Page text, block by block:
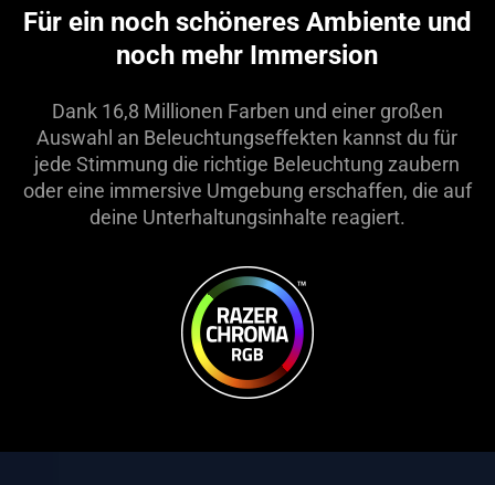
Für ein noch schöneres Ambiente und
noch mehr Immersion
Dank 16,8 Millionen Farben und einer großen
Auswahl an Beleuchtungseffekten kannst du für
jede Stimmung die richtige Beleuchtung zaubern
oder eine immersive Umgebung erschaffen, die auf
deine Unterhaltungsinhalte reagiert.